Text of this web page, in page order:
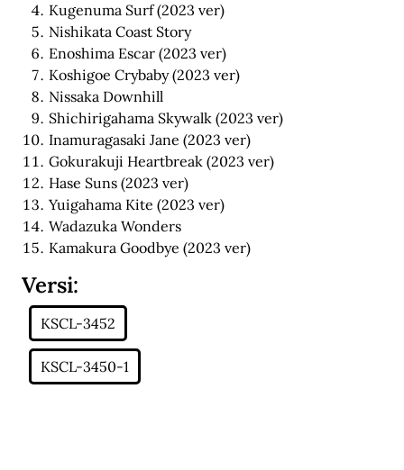
Kugenuma Surf (2023 ver)
Nishikata Coast Story
Enoshima Escar (2023 ver)
Koshigoe Crybaby (2023 ver)
Nissaka Downhill
Shichirigahama Skywalk (2023 ver)
Inamuragasaki Jane (2023 ver)
Gokurakuji Heartbreak (2023 ver)
Hase Suns (2023 ver)
Yuigahama Kite (2023 ver)
Wadazuka Wonders
Kamakura Goodbye (2023 ver)
Versi: